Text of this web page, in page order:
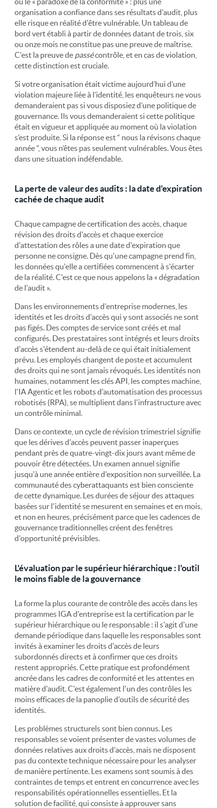
organisation a confiance dans ses résultats d'audit, plus
elle risque en réalité d'être vulnérable. Un tableau de
bord vert établi à partir de données datant de trois, six
ou onze mois ne constitue pas une preuve de maîtrise.
C'est la preuve de passécontrôle, et en cas de violation,
cette distinction est cruciale.
Si votre organisation était victime aujourd’hui d’une
violation majeure liée à l’identité, les enquêteurs ne vous
demanderaient pas si vous disposiez d’une politique de
gouvernance. Ils vous demanderaient si cette politique
était en vigueur et appliquée au moment où la violation
s’est produite. Si la réponse est “ nous la révisons chaque
année ”, vous n’êtes pas seulement vulnérables. Vous êtes
dans une situation indéfendable.
La perte de valeur des audits : la date d'expiration
cachée de chaque audit
Chaque campagne de certification des accès, chaque
révision des droits d'accès et chaque exercice
d'attestation des rôles a une date d'expiration que
personne ne consigne. Dès qu'une campagne prend fin,
les données qu'elle a certifiées commencent à s'écarter
de la réalité. C'est ce que nous appelons la « dégradation
de l'audit ».
Dans les environnements d'entreprise modernes, les
identités et les droits d'accès qui y sont associés ne sont
pas figés. Des comptes de service sont créés et mal
configurés. Des prestataires sont intégrés et leurs droits
d'accès s'étendent au-delà de ce qui était initialement
prévu. Les employés changent de poste et accumulent
des droits qui ne sont jamais révoqués. Les identités non
humaines, notamment les clés API, les comptes machine,
l'IA Agentic et les robots d'automatisation des processus
robotisés (RPA), se multiplient dans l'infrastructure avec
un contrôle minimal.
Dans ce contexte, un cycle de révision trimestriel signifie
que les dérives d'accès peuvent passer inaperçues
pendant près de quatre-vingt-dix jours avant même de
pouvoir être détectées. Un examen annuel signifie
jusqu'à une année entière d'exposition non surveillée. La
communauté des cyberattaquants est bien consciente
de cette dynamique. Les durées de séjour des attaques
basées sur l'identité se mesurent en semaines et en mois,
et non en heures, précisément parce que les cadences de
gouvernance traditionnelles créent des fenêtres
d'opportunité prévisibles.
L'évaluation par le supérieur hiérarchique : l'outil
le moins fiable de la gouvernance
La forme la plus courante de contrôle des accès dans les
programmes IGA d'entreprise est la certification par le
supérieur hiérarchique ou le responsable : il s'agit d'une
demande périodique dans laquelle les responsables sont
invités à examiner les droits d'accès de leurs
subordonnés directs et à confirmer que ces droits
restent appropriés. Cette pratique est profondément
ancrée dans les cadres de conformité et les attentes en
matière d'audit. C'est également l'un des contrôles les
moins efficaces de la panoplie d'outils de sécurité des
identités.
Les problèmes structurels sont bien connus. Les
responsables se voient présenter de vastes volumes de
données relatives aux droits d'accès, mais ne disposent
pas du contexte technique nécessaire pour les analyser
de manière pertinente. Les examens sont soumis à des
contraintes de temps et entrent en concurrence avec les
responsabilités opérationnelles essentielles. Et la
solution de facilité, qui consiste à approuver sans